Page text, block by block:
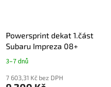
Powersprint dekat 1.část
Subaru Impreza 08+
3–7 dnů
7 603,31 Kč bez DPH